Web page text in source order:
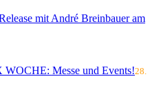
mit André Breinbauer am
Messe und Events!28.